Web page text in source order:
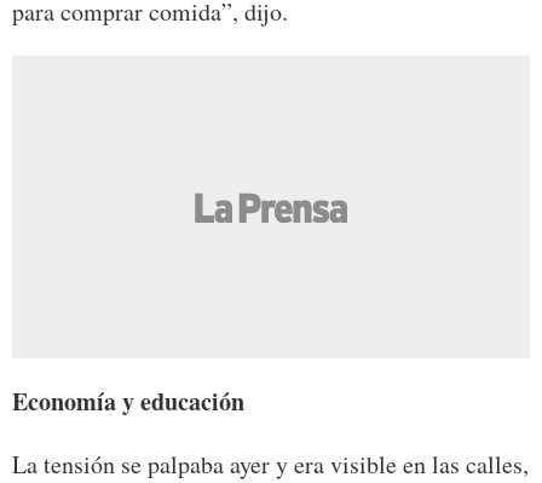
para comprar comida”, dijo.
Economía y educación
La tensión se palpaba ayer y era visible en las calles,